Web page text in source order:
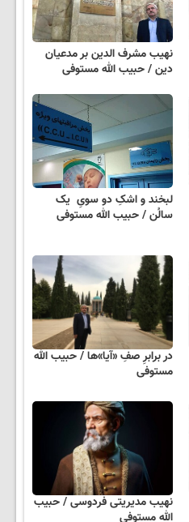
نهیب مشرف الدین بر مدعیان
دین / حبیب الله مستوفی
لبخند و اشکِ دو سویِ یک
سالُن / حبیب الله مستوفی
در برابرِ صفِ «آیا»ها / حبیب الله
مستوفی
نهیب مدیریتی فردوسی / حبیب
الله مستوفی